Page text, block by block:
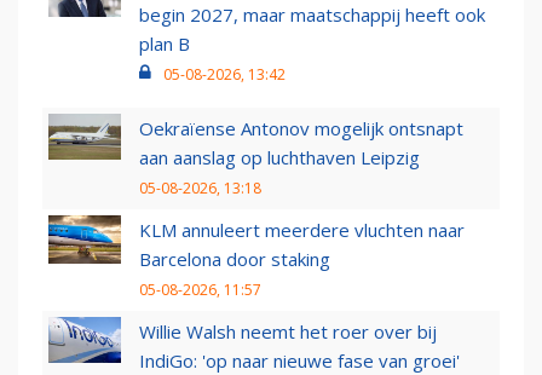
begin 2027, maar maatschappij heeft ook
plan B
05-08-2026, 13:42
Oekraïense Antonov mogelijk ontsnapt
aan aanslag op luchthaven Leipzig
05-08-2026, 13:18
KLM annuleert meerdere vluchten naar
Barcelona door staking
05-08-2026, 11:57
Willie Walsh neemt het roer over bij
IndiGo: 'op naar nieuwe fase van groei'